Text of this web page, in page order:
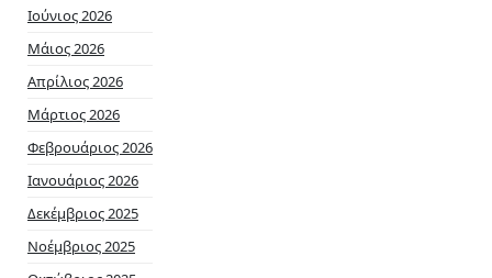
Ιούνιος 2026
Μάιος 2026
Απρίλιος 2026
Μάρτιος 2026
Φεβρουάριος 2026
Ιανουάριος 2026
Δεκέμβριος 2025
Νοέμβριος 2025